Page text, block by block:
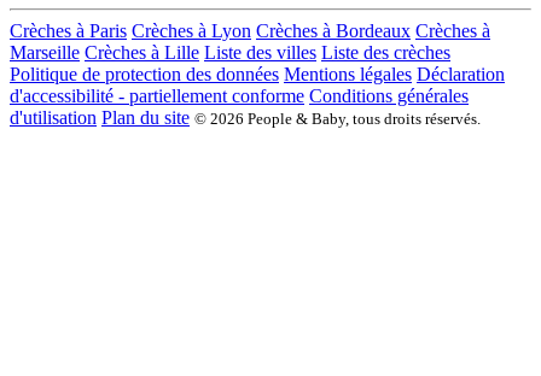
Crèches à Paris Crèches à Lyon Crèches à Bordeaux Crèches à
Marseille Crèches à Lille Liste des villes Liste des crèches
Politique de protection des données Mentions légales Déclaration
d'accessibilité - partiellement conforme Conditions générales
d'utilisation Plan du site © 2026 People & Baby, tous droits réservés.